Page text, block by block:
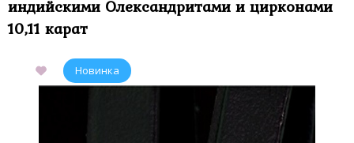
индийскими Олександритами и цирконами
10,11 карат